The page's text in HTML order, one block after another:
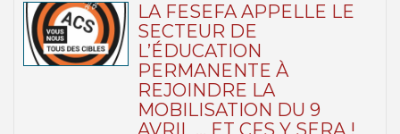
LA FESEFA APPELLE LE
SECTEUR DE
L’ÉDUCATION
PERMANENTE À
REJOINDRE LA
MOBILISATION DU 9
AVRIL … ET CFS Y SERA !